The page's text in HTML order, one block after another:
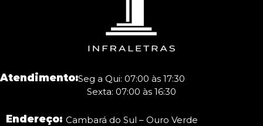
Atendimento:Seg a Qui: 07:00 às 17:30
Sexta: 07:00 às 16:30
Endereço: Cambará do Sul – Ouro Verde